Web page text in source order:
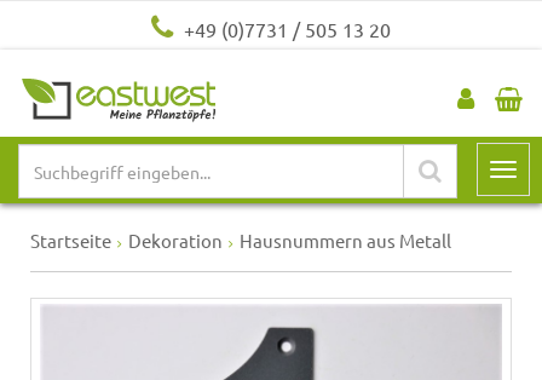
+49 (0)7731 / 505 13 20
Startseite Dekoration Hausnummern aus Metall